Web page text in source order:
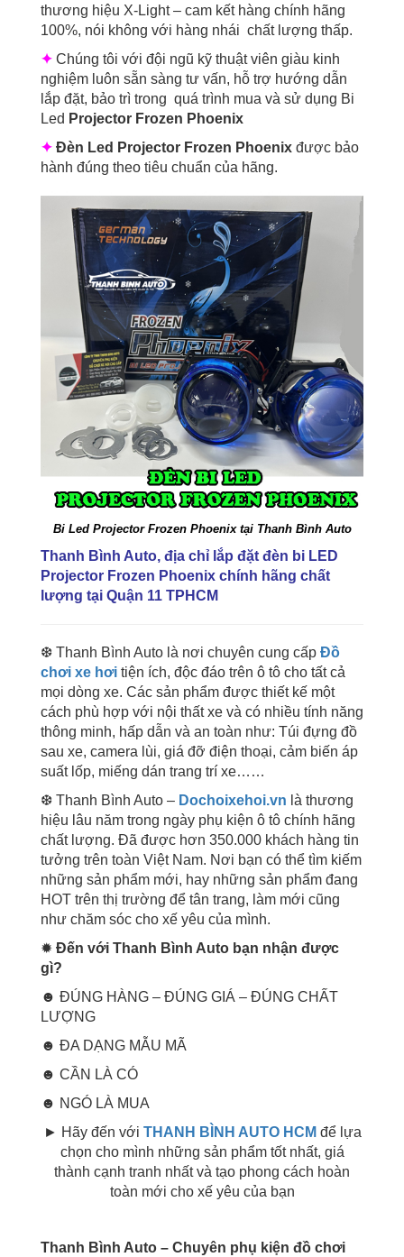
thương hiệu X-Light – cam kết hàng chính hãng
100%, nói không với hàng nhái chất lượng thấp.
✦ Chúng tôi với đội ngũ kỹ thuật viên giàu kinh
nghiệm luôn sẵn sàng tư vấn, hỗ trợ hướng dẫn
lắp đặt, bảo trì trong quá trình mua và sử dụng Bi
Led Projector Frozen Phoenix
✦ Đèn Led Projector Frozen Phoenix được bảo
hành đúng theo tiêu chuẩn của hãng.
Bi Led Projector Frozen Phoenix tại Thanh Bình Auto
Thanh Bình Auto, địa chỉ lắp đặt đèn bi LED
Projector Frozen Phoenix chính hãng chất
lượng tại Quận 11 TPHCM
❆ Thanh Bình Auto là nơi chuyên cung cấp Đồ
chơi xe hơi tiện ích, độc đáo trên ô tô cho tất cả
mọi dòng xe. Các sản phẩm được thiết kế một
cách phù hợp với nội thất xe và có nhiều tính năng
thông minh, hấp dẫn và an toàn như: Túi đựng đồ
sau xe, camera lùi, giá đỡ điện thoại, cảm biến áp
suất lốp, miếng dán trang trí xe……
❆ Thanh Bình Auto – Dochoixehoi.vn là thương
hiệu lâu năm trong ngày phụ kiện ô tô chính hãng
chất lượng. Đã được hơn 350.000 khách hàng tin
tưởng trên toàn Việt Nam. Nơi bạn có thể tìm kiếm
những sản phẩm mới, hay những sản phẩm đang
HOT trên thị trường để tân trang, làm mới cũng
như chăm sóc cho xế yêu của mình.
✹ Đến với Thanh Bình Auto bạn nhận được
gì?
☻ ĐÚNG HÀNG – ĐÚNG GIÁ – ĐÚNG CHẤT
LƯỢNG
☻ ĐA DẠNG MẪU MÃ
☻ CẦN LÀ CÓ
☻ NGÓ LÀ MUA
► Hãy đến với THANH BÌNH AUTO HCM để lựa
chọn cho mình những sản phẩm tốt nhất, giá
thành cạnh tranh nhất và tạo phong cách hoàn
toàn mới cho xế yêu của bạn
Thanh Bình Auto – Chuyên phụ kiện đồ chơi